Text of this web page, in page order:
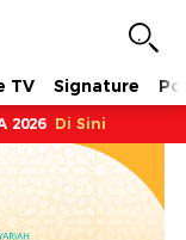
TV Signature
2026 Di Sini